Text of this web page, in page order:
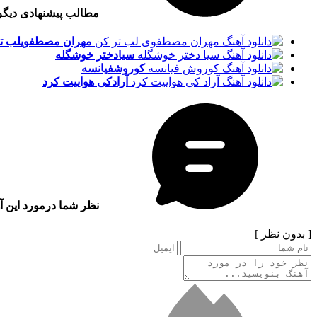
مطالب پیشنهادی
مهران مصطفویلب
سیادختر خوشگله
کوروشفیانسه
آرادکی هواییت کرد
نظر شما درمورد این
[ بدون نظر ]